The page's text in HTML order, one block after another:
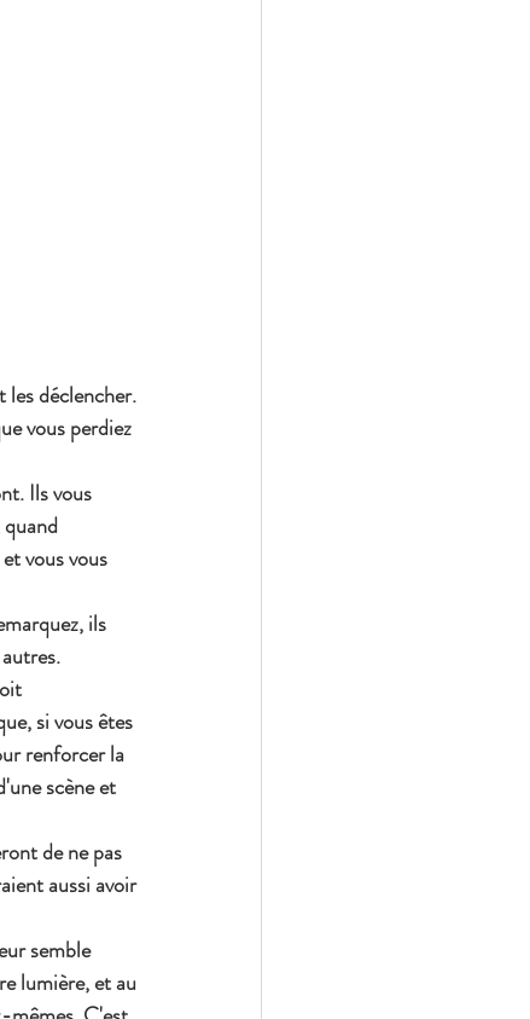
les déclencher.
vous perdiez
Ils vous
vous vous
ils
si vous êtes
renforcer la
scène et
de ne pas
aussi avoir
semble
lumière, et au